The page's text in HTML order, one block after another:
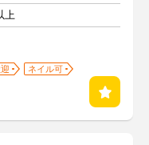
上
ネイル可